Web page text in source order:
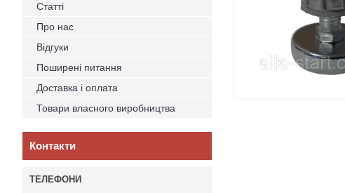
Статті
Про нас
Відгуки
Поширені питання
Доставка і оплата
Товари власного виробництва
Контакти